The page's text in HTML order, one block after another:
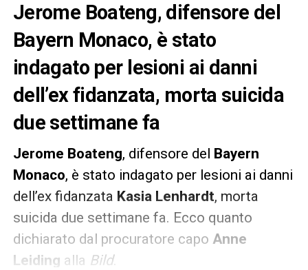
Jerome Boateng, difensore del
Bayern Monaco, è stato
indagato per lesioni ai danni
dell’ex fidanzata, morta suicida
due settimane fa
Jerome Boateng, difensore del
Bayern
Monaco, è stato indagato per lesioni ai danni
dell’ex fidanzata Kasia Lenhardt, morta
suicida due settimane fa. Ecco quanto
dichiarato dal procuratore capo Anne
Leiding alla Bild.